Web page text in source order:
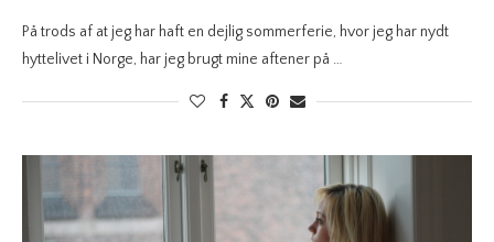
På trods af at jeg har haft en dejlig sommerferie, hvor jeg har nydt
hyttelivet i Norge, har jeg brugt mine aftener på …